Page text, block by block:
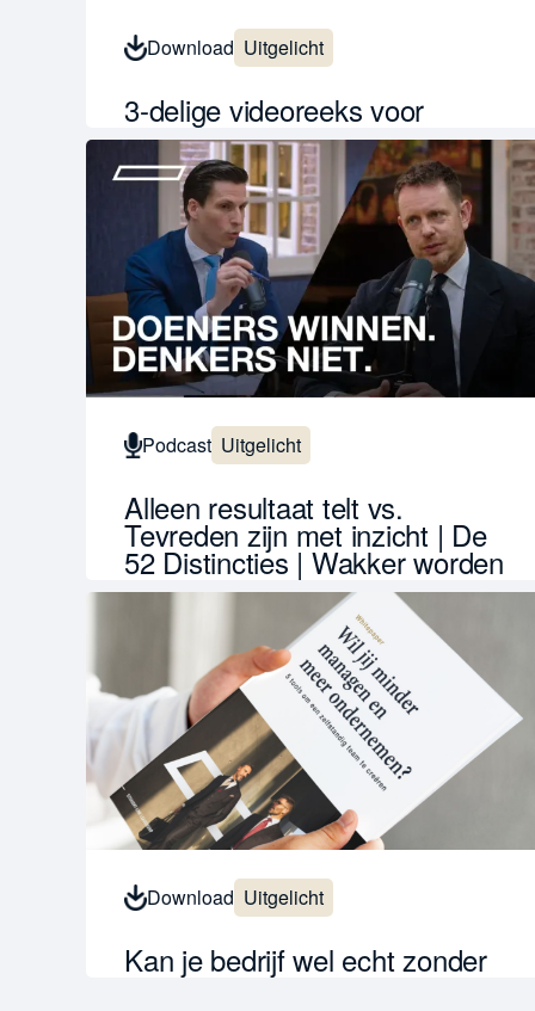
Download Uitgelicht
3-delige videoreeks voor
eigenaarschap
23 april 2026
Stop met achtervolgen, controleren en
bijsturen. Leer in drie video’s hoe je echt
eigenaarscha...
Lees verder
Podcast Uitgelicht
Alleen resultaat telt vs.
Tevreden zijn met inzicht | De
52 Distincties | Wakker worden
& contrasten zien
Inzicht is de troostprijs. Resultaat is het enige
wat telt. Bekijk de aflevering en stop met
begrijp...
Lees verder
Download Uitgelicht
Kan je bedrijf wel echt zonder
jou? 5 tools